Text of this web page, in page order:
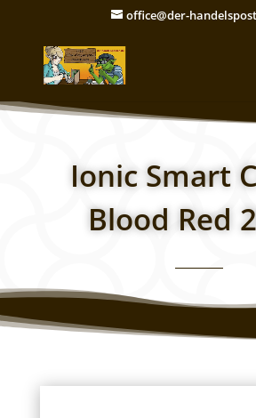
office@der-
Ionic Smart
Blood Red